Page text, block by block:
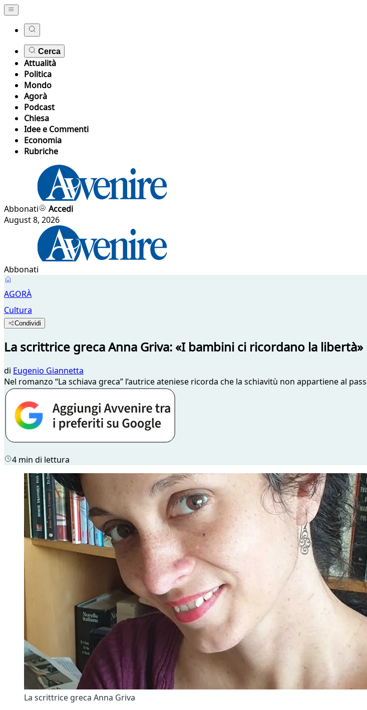
Cerca
Attualità
Politica
Mondo
Agorà
Podcast
Chiesa
Idee e Commenti
Economia
Rubriche
Abbonati
Accedi
August 8, 2026
Abbonati
AGORÀ
Cultura
Condividi
La scrittrice greca Anna Griva: «I bambini ci ricordano la libertà»
di Eugenio Giannetta
Nel romanzo “La schiava greca” l’autrice ateniese ricorda che la schiavitù non appartiene al
4 min di lettura
La scrittrice greca Anna Griva